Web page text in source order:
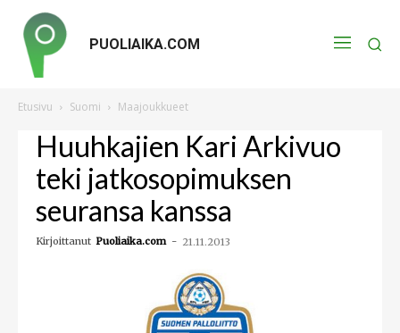
PUOLIAIKA.COM
Etusivu Suomi Maajoukkueet
Huuhkajien Kari Arkivuo
teki jatkosopimuksen
seuransa kanssa
Kirjoittanut Puoliaika.com - 21.11.2013